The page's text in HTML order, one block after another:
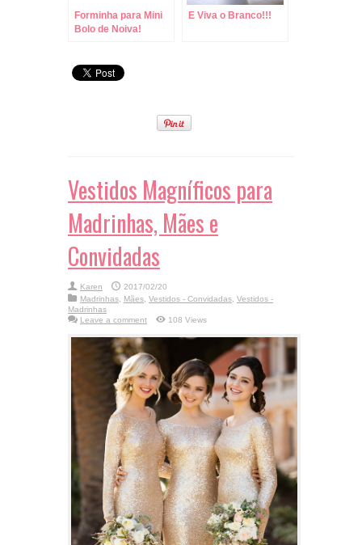
Forminha para Mini
Bolo de Noiva!
E Viva o Branco!!!
Vestidos Magníficos para
Madrinhas, Mães e
Convidadas
Karen
2017/02/20
Madrinhas
Mães Vestidos - Convidadas Vestidos -
Madrinhas
Leave a comment
108 Views